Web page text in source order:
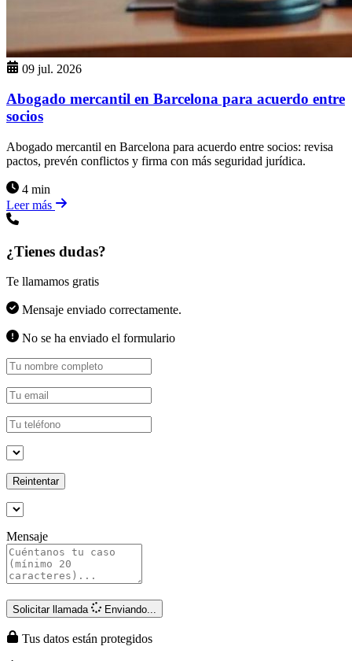
09 jul. 2026
Abogado mercantil en Barcelona para acuerdo entre
socios
Abogado mercantil en Barcelona para acuerdo entre socios: revisa
pactos, prevén conflictos y firma con más seguridad jurídica.
4 min
Leer más
¿Tienes dudas?
Te llamamos gratis
Mensaje enviado correctamente.
No se ha enviado el formulario
Reintentar
Mensaje
Solicitar llamada Enviando...
Tus datos están protegidos